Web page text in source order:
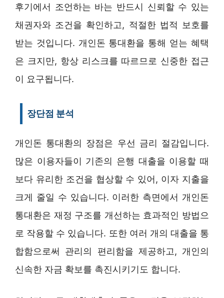
후기에서 조언하는 바는 반드시 신뢰할 수 있는
채권자와 조건을 확인하고, 적절한 법적 보호를
받는 것입니다. 개인돈 통대환을 통해 얻는 혜택
은 크지만, 항상 리스크를 따르므로 신중한 접근
이 요구됩니다.
장단점 분석
개인돈 통대환의 장점은 우선 금리 절감입니다.
많은 이용자들이 기존의 은행 대출을 이용할 때
보다 유리한 조건을 협상할 수 있어, 이자 지출을
크게 줄일 수 있습니다. 이러한 측면에서 개인돈
통대환은 재정 구조를 개선하는 효과적인 방법으
로 작용할 수 있습니다. 또한 여러 개의 대출을 통
합함으로써 관리의 편리함을 제공하고, 개인의
신속한 자금 확보를 촉진시키기도 합니다.